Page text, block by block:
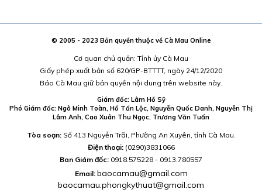
© 2005 - 2023 Bản quyền thuộc về Cà Mau Online
Cơ quan chủ quản: Tỉnh ủy Cà Mau
Giấy phép xuất bản số 620/GP-BTTTT, ngày 24/12/2020
Báo Cà Mau giữ bản quyền nội dung trên website này.
Giám đốc: Lâm Hồ Sỹ
Phó Giám đốc: Ngô Minh Toàn, Hồ Tấn Lộc, Nguyễn Quốc Danh, Nguyễn Thị
Lâm Anh, Cao Xuân Thu Ngọc, Trương Văn Tuấn
Tòa soạn:Số 413 Nguyễn Trãi, Phường An Xuyên, tỉnh Cà Mau.
Điện thoại: (0290)3831066
Ban Giám đốc: 0918.575228 - 0913.780557
Email: baocamau@gmail.com
baocamau.phongkythuat@gmail.com